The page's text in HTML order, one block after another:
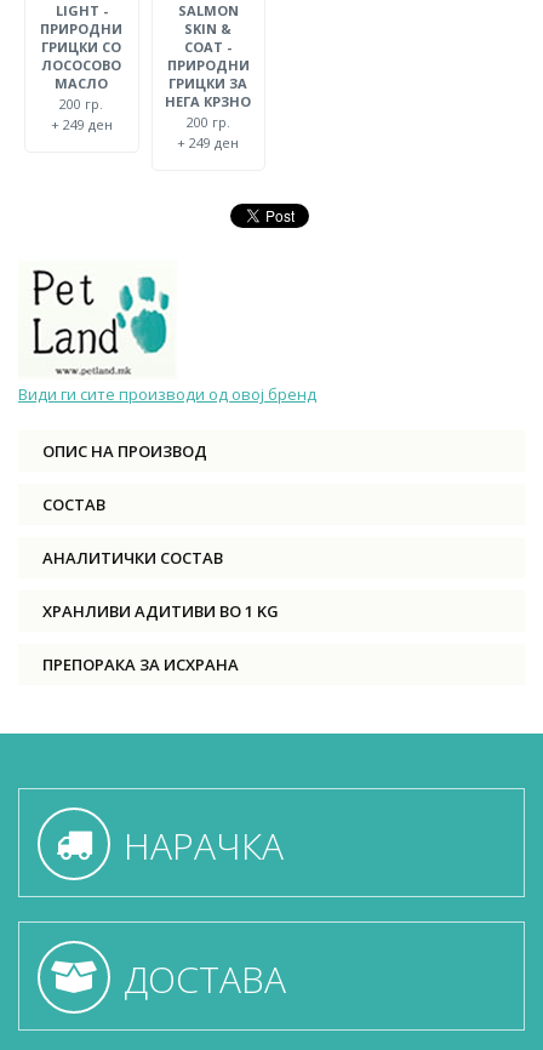
LIGHT -
ПРИРОДНИ
ГРИЦКИ СО
ЛОСОСОВО
МАСЛО
200 гр.
+ 249 ден
SALMON
SKIN &
COAT -
ПРИРОДНИ
ГРИЦКИ ЗА
НЕГА КРЗНО
200 гр.
+ 249 ден
Види ги сите производи од овој бренд
ОПИС НА ПРОИЗВОД
СОСТАВ
АНАЛИТИЧКИ СОСТАВ
ХРАНЛИВИ АДИТИВИ ВО 1 KG
ПРЕПОРАКА ЗА ИСХРАНА
НАРАЧКА
ДОСТАВА